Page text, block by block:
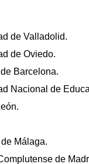
de Valladolid.
de Oviedo.
Barcelona.
Nacional de
Málaga.
de